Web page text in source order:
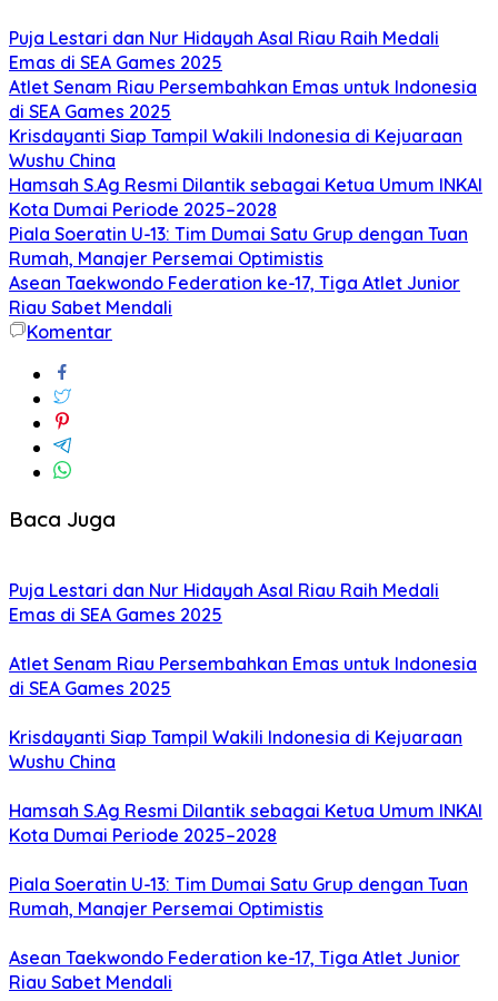
Puja Lestari dan Nur Hidayah Asal Riau Raih Medali
Emas di SEA Games 2025
Atlet Senam Riau Persembahkan Emas untuk Indonesia
di SEA Games 2025
Krisdayanti Siap Tampil Wakili Indonesia di Kejuaraan
Wushu China
Hamsah S.Ag Resmi Dilantik sebagai Ketua Umum INKAI
Kota Dumai Periode 2025–2028
Piala Soeratin U-13: Tim Dumai Satu Grup dengan Tuan
Rumah, Manajer Persemai Optimistis
Asean Taekwondo Federation ke-17, Tiga Atlet Junior
Riau Sabet Mendali
Komentar
Baca Juga
Puja Lestari dan Nur Hidayah Asal Riau Raih Medali
Emas di SEA Games 2025
Atlet Senam Riau Persembahkan Emas untuk Indonesia
di SEA Games 2025
Krisdayanti Siap Tampil Wakili Indonesia di Kejuaraan
Wushu China
Hamsah S.Ag Resmi Dilantik sebagai Ketua Umum INKAI
Kota Dumai Periode 2025–2028
Piala Soeratin U-13: Tim Dumai Satu Grup dengan Tuan
Rumah, Manajer Persemai Optimistis
Asean Taekwondo Federation ke-17, Tiga Atlet Junior
Riau Sabet Mendali